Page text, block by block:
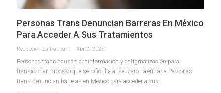
Personas Trans Denuncian Barreras En México
Para Acceder A Sus Tratamientos
Redaccion La Pancarta De Quintana Roo Abr 2, 2025
Personas trans acusan desinformación y estigmatización para
transicionar, proceso que se dificulta al ser caro La entrada Personas
trans denuncian barreras en México para acceder a sus…